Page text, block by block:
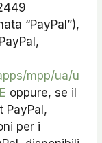
“PayPal”),
mpp/ua/u
oppure, se il
PayPal,
per i